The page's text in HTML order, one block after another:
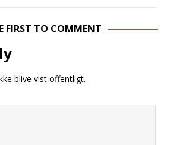
FIRST TO COMMENT
blive vist offentligt.